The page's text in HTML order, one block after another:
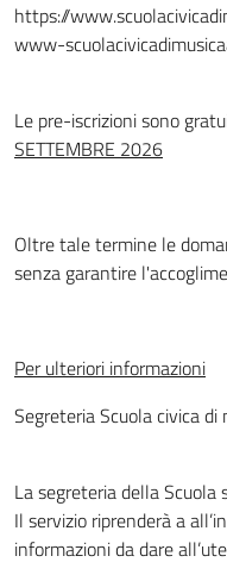
https://
www-
Le pre-iscrizioni sono
SETTEMBRE 2026
Oltre tale termine le
senza garantire
Per ulteriori informazioni
Segreteria Scuola civica
La segreteria della
Il servizio riprenderà a
informazioni da dare